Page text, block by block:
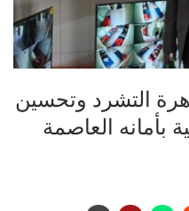
التشرد وتحسين
بأمانه العاصمة